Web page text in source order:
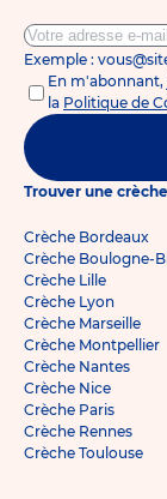
Exemple :
En
la Politique de
Trouver une crèche
Crèche Bordeaux
Crèche Boulogne-
Crèche Lille
Crèche Lyon
Crèche Marseille
Crèche Montpellier
Crèche Nantes
Crèche Nice
Crèche Paris
Crèche Rennes
Crèche Toulouse